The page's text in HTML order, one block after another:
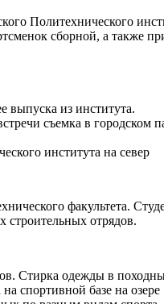
Политехнического
сборной, а также
выпуска из института.
съемка в городском
института на север
факультета.
строительных отрядов.
Стирка одежды в
спортивной базе на озере